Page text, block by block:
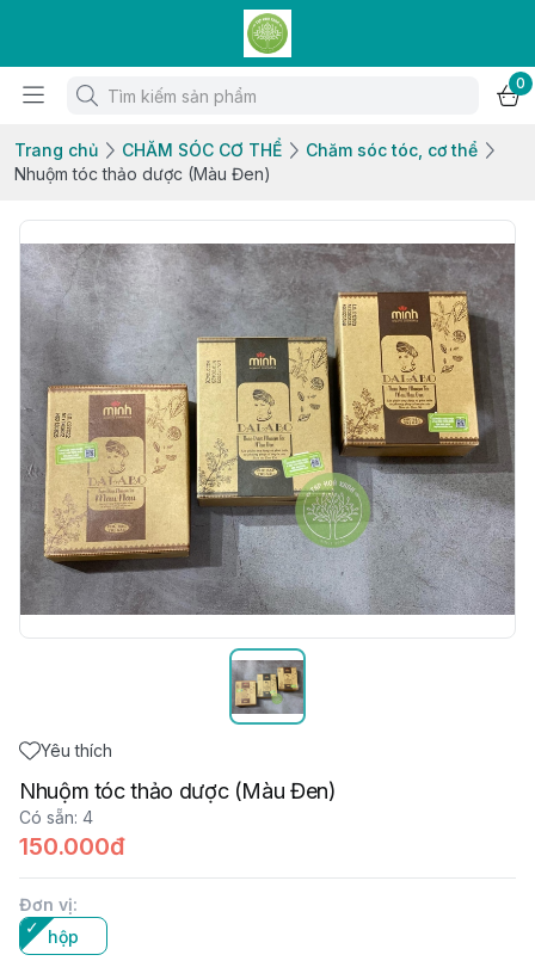
0
Trang chủ CHĂM SÓC CƠ THỂ
Chăm sóc tóc, cơ thể
Nhuộm tóc thảo dược (Màu Đen)
Yêu thích
Nhuộm tóc thảo dược (Màu Đen)
Có sẵn: 4
150.000đ
Đơn vị:
hộp